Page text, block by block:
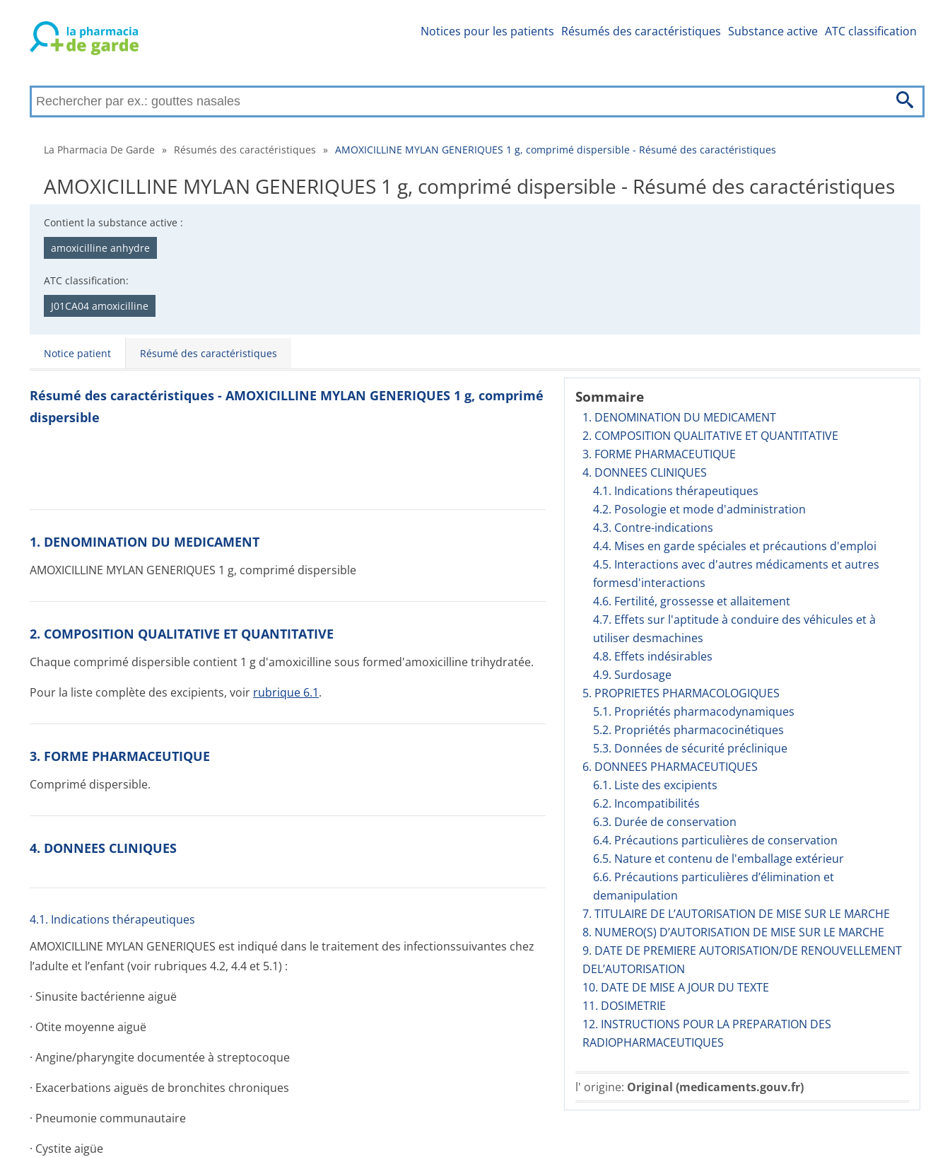
Notices pour les patients Résumés des caractéristiques Substance active ATC classification
La Pharmacia De Garde » Résumés des caractéristiques » AMOXICILLINE MYLAN GENERIQUES 1 g, comprimé dispersible - Résumé des caractéristiques
AMOXICILLINE MYLAN GENERIQUES 1 g, comprimé dispersible - Résumé des caractéristiques
Contient la substance active :
amoxicilline anhydre
ATC classification:
J01CA04 amoxicilline
Notice patient Résumé des caractéristiques
Sommaire
1. DENOMINATION DU MEDICAMENT
2. COMPOSITION QUALITATIVE ET QUANTITATIVE
3. FORME PHARMACEUTIQUE
4. DONNEES CLINIQUES
4.1. Indications thérapeutiques
4.2. Posologie et mode d'administration
4.3. Contre-indications
4.4. Mises en garde spéciales et précautions d'emploi
4.5. Interactions avec d'autres médicaments et autres
formesd'interactions
4.6. Fertilité, grossesse et allaitement
4.7. Effets sur l'aptitude à conduire des véhicules et à
utiliser desmachines
4.8. Effets indésirables
4.9. Surdosage
5. PROPRIETES PHARMACOLOGIQUES
5.1. Propriétés pharmacodynami­ques
5.2. Propriétés pharmacocinéti­ques
5.3. Données de sécurité préclinique
6. DONNEES PHARMACEUTIQUES
6.1. Liste des excipients
6.2. Incompati­bilités
6.3. Durée de conservation
6.4. Précautions particulières de conservation
6.5. Nature et contenu de l'emballage extérieur
6.6. Précautions particulières d’élimination et
demanipulation
7. TITULAIRE DE L’AUTORISATION DE MISE SUR LE MARCHE
8. NUMERO(S) D’AUTORISATION DE MISE SUR LE MARCHE
9. DATE DE PREMIERE AUTORISATION/DE RENOUVELLEMENT
DEL’AUTORISATION
10. DATE DE MISE A JOUR DU TEXTE
11. DOSIMETRIE
12. INSTRUCTIONS POUR LA PREPARATION DES
RADIOPHARMACE­UTIQUES
l' origine: Original (medicaments.gouv.fr)
Résumé des caractéristiques - AMOXICILLINE MYLAN GENERIQUES 1 g, comprimé
dispersible
1. DENOMINATION DU MEDICAMENT
AMOXICILLINE MYLAN GENERIQUES 1 g, comprimé dispersible
2. COMPOSITION QUALITATIVE ET QUANTITATIVE
Chaque comprimé dispersible contient 1 g d'amoxicilline sous formed'amoxicilline trihydratée.
Pour la liste complète des excipients, voir rubrique 6.1.
3. FORME PHARMACEUTIQUE
Comprimé dispersible.
4. DONNEES CLINIQUES
4.1. Indications thérapeutiques
AMOXICILLINE MYLAN GENERIQUES est indiqué dans le traitement des infectionssuivantes chez
l’adulte et l’enfant (voir rubriques 4.2, 4.4 et 5.1) :
· Sinusite bactérienne aiguë
· Otite moyenne aiguë
· Angine/pharyngite documentée à streptocoque
· Exacerbations aiguës de bronchites chroniques
· Pneumonie communautaire
· Cystite aigüe